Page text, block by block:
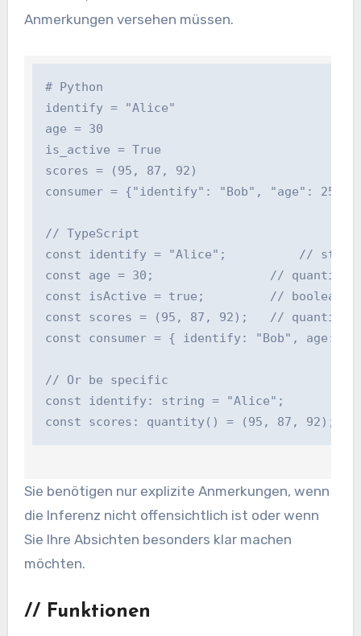
Anmerkungen versehen müssen.
# Python
identify = "Alice"
age = 30
is_active = True
scores = (95, 87, 92)
consumer = {"identify": "Bob", "age": 25}
// TypeScript
const identify = "Alice";          //
const age = 30;                // quantity
const isActive = true;         // boolean
const scores = (95, 87, 92);   //
const consumer = { identify: "Bob", age:
// Or be specific
const identify: string = "Alice";
const scores: quantity() = (95, 87, 92);
Sie benötigen nur explizite Anmerkungen, wenn
die Inferenz nicht offensichtlich ist oder wenn
Sie Ihre Absichten besonders klar machen
möchten.
// Funktionen